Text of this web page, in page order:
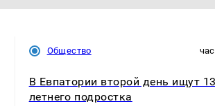
Общество
В Евпатории второй день ищут
летнего подростка